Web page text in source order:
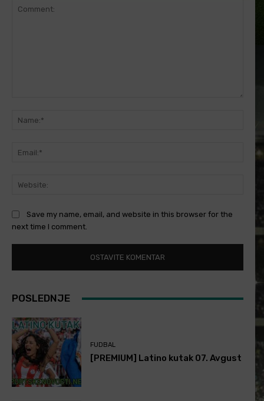
Save my name, email, and website in this browser for the
next time I comment.
POSLEDNJE
FUDBAL
[PREMIUM] Latino kutak 07. Avgust